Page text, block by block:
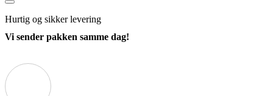
Hurtig og sikker levering
Vi sender pakken samme dag!